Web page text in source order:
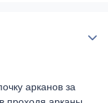
арканов за